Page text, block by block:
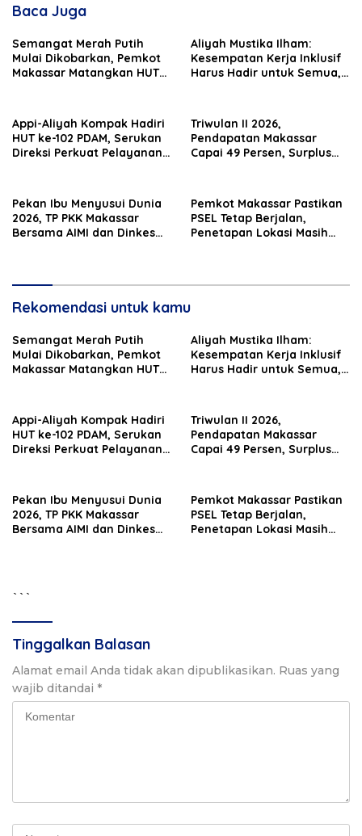
Baca Juga
Semangat Merah Putih
Mulai Dikobarkan, Pemkot
Makassar Matangkan HUT
Aliyah Mustika Ilham:
Kesempatan Kerja Inklusif
Harus Hadir untuk Semua,
Appi-Aliyah Kompak Hadiri
HUT ke-102 PDAM, Serukan
Direksi Perkuat Pelayanan
Triwulan II 2026,
Pendapatan Makassar
Capai 49 Persen, Surplus
Pekan Ibu Menyusui Dunia
2026, TP PKK Makassar
Bersama AIMI dan Dinkes
Pemkot Makassar Pastikan
PSEL Tetap Berjalan,
Penetapan Lokasi Masih
Rekomendasi untuk kamu
Semangat Merah Putih
Mulai Dikobarkan, Pemkot
Makassar Matangkan HUT
Aliyah Mustika Ilham:
Kesempatan Kerja Inklusif
Harus Hadir untuk Semua,
Appi-Aliyah Kompak Hadiri
HUT ke-102 PDAM, Serukan
Direksi Perkuat Pelayanan
Triwulan II 2026,
Pendapatan Makassar
Capai 49 Persen, Surplus
Pekan Ibu Menyusui Dunia
2026, TP PKK Makassar
Bersama AIMI dan Dinkes
Pemkot Makassar Pastikan
PSEL Tetap Berjalan,
Penetapan Lokasi Masih
```
Tinggalkan Balasan
Alamat email Anda tidak akan dipublikasikan. Ruas yang
wajib ditandai *